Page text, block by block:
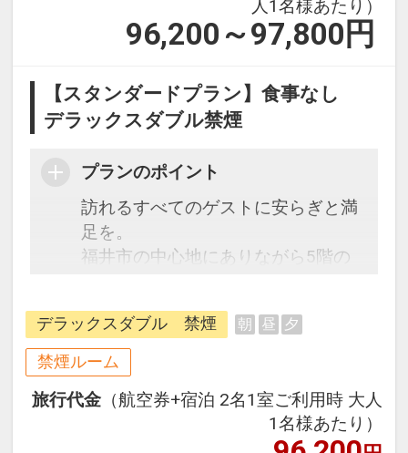
人1名様あたり）
96,200～97,800 円
【スタンダードプラン】食事なし
デラックスダブル禁煙
プランのポイント
訪れるすべてのゲストに安らぎと満
足を。
福井市の中心地にありながら5階の
な緑を感じることが出来るロケーシ
ョン。
ビジネスの拠点や歴史散策・グルメ
巡りに最適。
デラックスダブル 禁煙 朝 昼 夕
禁煙ルーム
旅行代金 （航空券+宿泊 2名1室ご利用時 大人
1名様あたり）